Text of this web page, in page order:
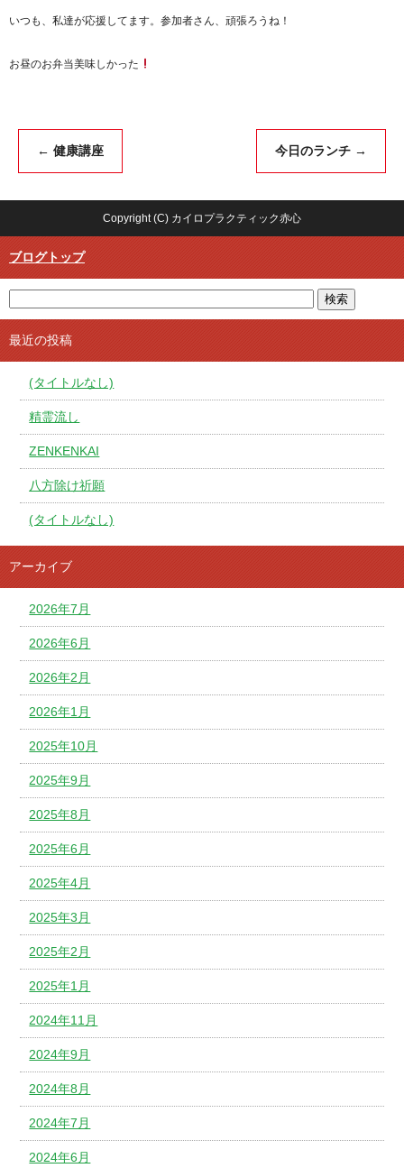
いつも、私達が応援してます。参加者さん、頑張ろうね！
お昼のお弁当美味しかった
← 健康講座 今日のランチ →
Copyright (C) カイロプラクティック赤心
ブログトップ
最近の投稿
(タイトルなし)
精霊流し
ZENKENKAI
八方除け祈願
(タイトルなし)
アーカイブ
2026年7月
2026年6月
2026年2月
2026年1月
2025年10月
2025年9月
2025年8月
2025年6月
2025年4月
2025年3月
2025年2月
2025年1月
2024年11月
2024年9月
2024年8月
2024年7月
2024年6月